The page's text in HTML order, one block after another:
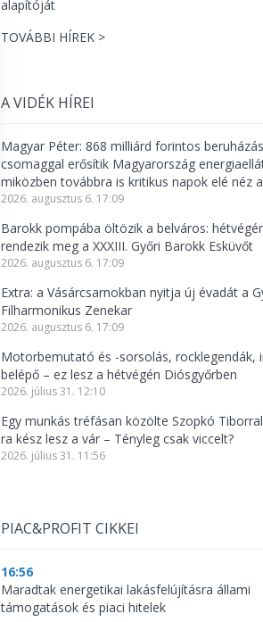
TOVÁBBI HÍREK >
A VIDÉK HÍREI
Magyar Péter: 868 milliárd forintos
csomaggal erősítik Magyarország
miközben továbbra is kritikus napok elé néz
2026. augusztus 6. 17:09
Barokk pompába öltözik a belváros:
rendezik meg a XXXIII. Győri Barokk Esküvőt
2026. augusztus 6. 17:09
Extra: a Vásárcsarnokban nyitja új évadát a
Filharmonikus Zenekar
2026. augusztus 6. 17:09
Motorbemutató és -sorsolás, rocklegendák,
belépő – ez lesz a hétvégén Diósgyőrben
2026. július 31. 12:10
Egy munkás tréfásan közölte Szopkó
ra kész lesz a vár – Tényleg csak viccelt?
2026. július 31. 11:56
PIAC&PROFIT CIKKEI
16:56
Maradtak energetikai lakásfelújításra állami
támogatások és piaci hitelek